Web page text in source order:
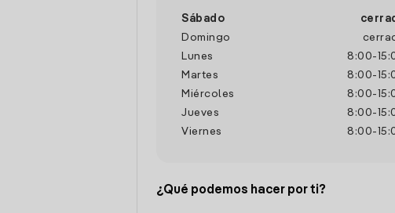
Sábado
Domingo
Lunes
8:00-
Martes
8:00-
Miércoles
8:00-
Jueves
8:00-
Viernes
8:00-
¿Qué podemos hacer por ti?